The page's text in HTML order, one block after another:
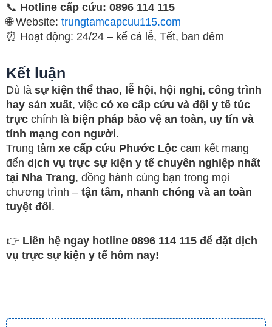
📞 Hotline cấp cứu: 0896 114 115
🌐 Website: trungtamcapcuu115.com
⏰ Hoạt động: 24/24 – kể cả lễ, Tết, ban đêm
Kết luận
Dù là sự kiện thể thao, lễ hội, hội nghị, công trình
hay sản xuất, việc có xe cấp cứu và đội y tế túc
trực chính là biện pháp bảo vệ an toàn, uy tín và
tính mạng con người.
Trung tâm xe cấp cứu Phước Lộc cam kết mang
đến dịch vụ trực sự kiện y tế chuyên nghiệp nhất
tại Nha Trang, đồng hành cùng bạn trong mọi
chương trình – tận tâm, nhanh chóng và an toàn
tuyệt đối.
👉 Liên hệ ngay hotline 0896 114 115 để đặt dịch
vụ trực sự kiện y tế hôm nay!